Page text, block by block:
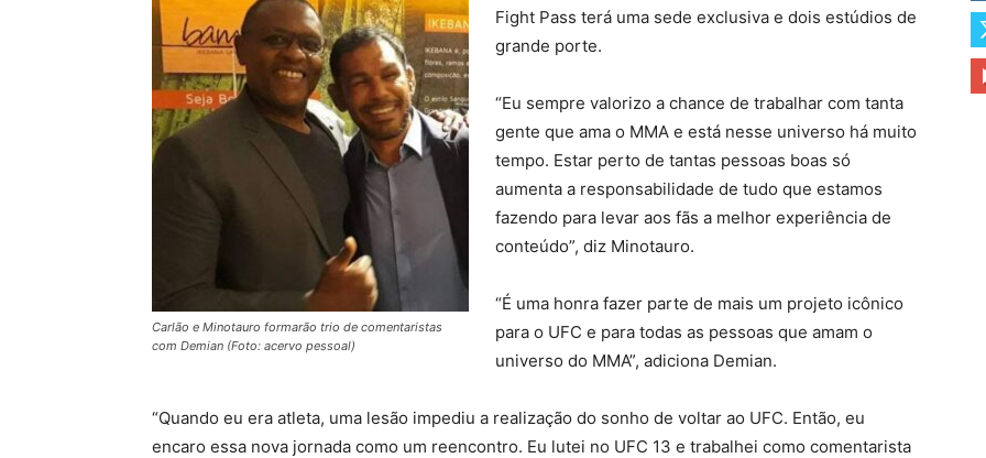
Carlão e Minotauro formarão trio de comentaristas
com Demian (Foto: acervo pessoal)
Fight Pass terá uma sede exclusiva e dois estúdios de
grande porte.
“Eu sempre valorizo a chance de trabalhar com tanta
gente que ama o MMA e está nesse universo há muito
tempo. Estar perto de tantas pessoas boas só
aumenta a responsabilidade de tudo que estamos
fazendo para levar aos fãs a melhor experiência de
conteúdo”, diz Minotauro.
“É uma honra fazer parte de mais um projeto icônico
para o UFC e para todas as pessoas que amam o
universo do MMA”, adiciona Demian.
“Quando eu era atleta, uma lesão impediu a realização do sonho de voltar ao UFC. Então, eu
encaro essa nova jornada como um reencontro. Eu lutei no UFC 13 e trabalhei como comentarista